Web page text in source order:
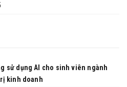
sử dụng AI cho sinh viên ngành
kinh doanh